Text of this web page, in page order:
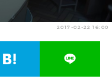
冬アニメ
2017-02-22 16:00